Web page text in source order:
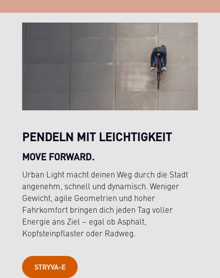
PENDELN MIT LEICHTIGKEIT
MOVE FORWARD.
Urban Light macht deinen Weg durch die Stadt
angenehm, schnell und dynamisch. Weniger
Gewicht, agile Geometrien und hoher
Fahrkomfort bringen dich jeden Tag voller
Energie ans Ziel – egal ob Asphalt,
Kopfsteinpflaster oder Radweg.
STRYVA-E